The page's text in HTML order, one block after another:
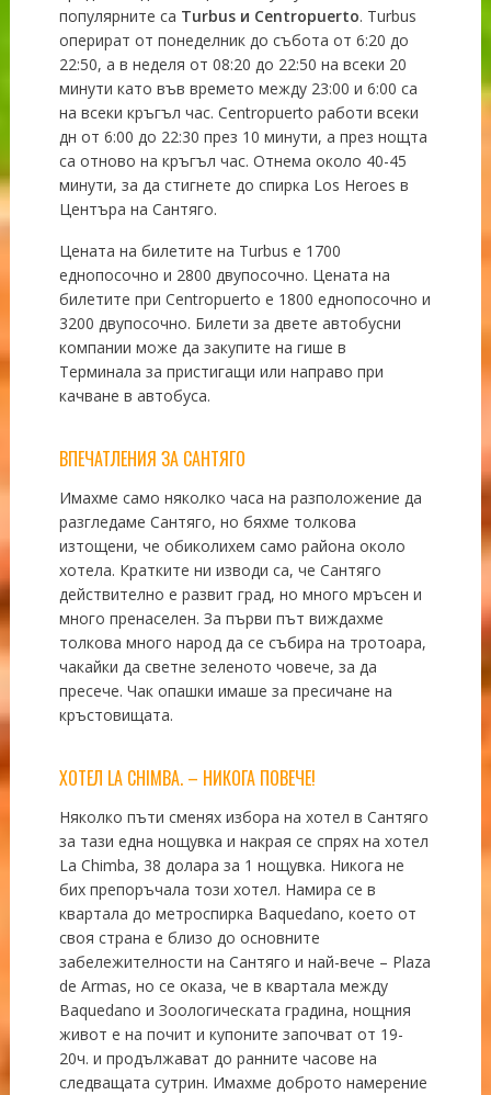
популярните са Turbus и Centropuerto. Turbus
оперират от понеделник до събота от 6:20 до
22:50, а в неделя от 08:20 до 22:50 на всеки 20
минути като във времето между 23:00 и 6:00 са
на всеки кръгъл час. Centropuerto работи всеки
дн от 6:00 до 22:30 през 10 минути, а през нощта
са отново на кръгъл час. Отнема около 40-45
минути, за да стигнете до спирка Los Heroes в
Центъра на Сантяго.
Цената на билетите на Turbus е 1700
еднопосочно и 2800 двупосочно. Цената на
билетите при Centropuerto е 1800 еднопосочно и
3200 двупосочно. Билети за двете автобусни
компании може да закупите на гише в
Терминала за пристигащи или направо при
качване в автобуса.
ВПЕЧАТЛЕНИЯ ЗА САНТЯГО
Имахме само няколко часа на разположение да
разгледаме Сантяго, но бяхме толкова
изтощени, че обиколихем само района около
хотела. Кратките ни изводи са, че Сантяго
действително е развит град, но много мръсен и
много пренаселен. За първи път виждахме
толкова много народ да се събира на тротоара,
чакайки да светне зеленото човече, за да
пресече. Чак опашки имаше за пресичане на
кръстовищата.
ХОТЕЛ LA CHIMBA.– НИКОГА ПОВЕЧЕ!
Няколко пъти сменях избора на хотел в Сантяго
за тази една нощувка и накрая се спрях на хотел
La Chimba, 38 долара за 1 нощувка. Никога не
бих препоръчала този хотел. Намира се в
квартала до метроспирка Baquedano, което от
своя страна е близо до основните
забележителности на Сантяго и най-вече – Plaza
de Armas, но се оказа, че в кварталa между
Baquedano и Зоологическата градина, нощния
живот е на почит и купоните започват от 19-
20ч. и продължават до ранните часове на
следващата сутрин. Имахме доброто намерение